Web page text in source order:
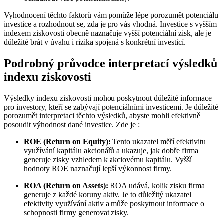
Vyhodnocení těchto faktorů vám pomůže lépe porozumět potenciálu
investice a rozhodnout se, zda je pro vás vhodná. Investice s vyšším
indexem ziskovosti obecně naznačuje vyšší potenciální zisk, ale je
důležité brát v úvahu i rizika spojená s konkrétní investicí.
Podrobný průvodce interpretací výsledků
indexu ziskovosti
Výsledky indexu ziskovosti mohou poskytnout důležité informace
pro investory, kteří se zabývají potenciálními investicemi. Je důležité
porozumět interpretaci těchto výsledků, abyste mohli efektivně
posoudit výhodnost dané investice. Zde je :
ROE (Return on Equity): Tento ukazatel měří efektivitu
využívání kapitálu akcionářů a ukazuje, jak dobře firma
generuje zisky vzhledem k akciovému kapitálu. Vyšší
hodnoty ROE naznačují lepší výkonnost firmy.
ROA (Return on Assets): ROA udává, kolik zisku firma
generuje z každé koruny aktiv. Je to důležitý ukazatel
efektivity využívání aktiv a může poskytnout informace o
schopnosti firmy generovat zisky.